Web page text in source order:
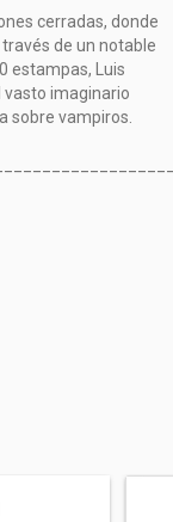
cerradas, donde
de un notable
estampas, Luis
imaginario
sobre vampiros.